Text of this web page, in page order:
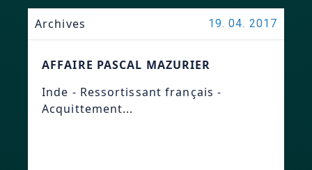
Archives 19. 04. 2017
AFFAIRE PASCAL MAZURIER
Inde - Ressortissant français -
Acquittement...